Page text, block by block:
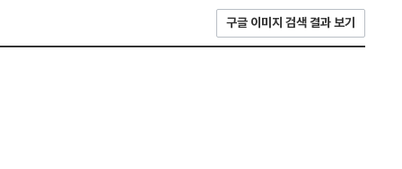
구글 이미지 검색 결과 보기